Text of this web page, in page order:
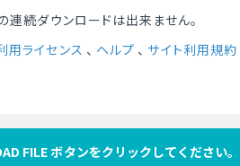
連続ダウンロードは出来ません。
用ライセンス 、 ヘルプ 、 サイト利用規約
FILE ボタンをクリックしてください。